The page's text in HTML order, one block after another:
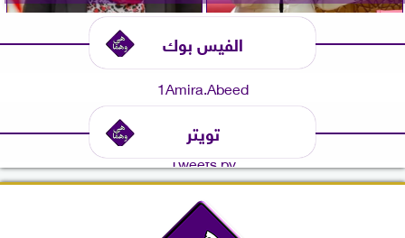
الفيس بوك
1Amira.Abeed
تويتر
Tweets by